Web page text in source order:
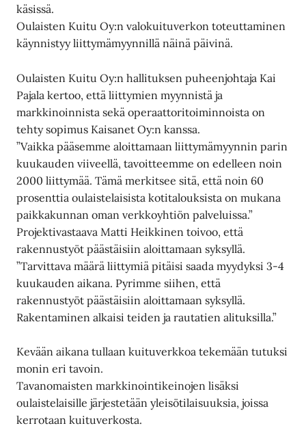
käsissä.
Oulaisten Kuitu Oy:n valokuituverkon toteuttaminen
käynnistyy liittymämyynnillä näinä päivinä.
Oulaisten Kuitu Oy:n hallituksen puheenjohtaja Kai
Pajala kertoo, että liittymien myynnistä ja
markkinoinnista sekä operaattoritoiminnoista on
tehty sopimus Kaisanet Oy:n kanssa.
”Vaikka pääsemme aloittamaan liittymämyynnin parin
kuukauden viiveellä, tavoitteemme on edelleen noin
2000 liittymää. Tämä merkitsee sitä, että noin 60
prosenttia oulaistelaisista kotitalouksista on mukana
paikkakunnan oman verkkoyhtiön palveluissa.”
Projektivastaava Matti Heikkinen toivoo, että
rakennustyöt päästäisiin aloittamaan syksyllä.
”Tarvittava määrä liittymiä pitäisi saada myydyksi 3-4
kuukauden aikana. Pyrimme siihen, että
rakennustyöt päästäisiin aloittamaan syksyllä.
Rakentaminen alkaisi teiden ja rautatien alituksilla.”
Kevään aikana tullaan kuituverkkoa tekemään tutuksi
monin eri tavoin.
Tavanomaisten markkinointikeinojen lisäksi
oulaistelaisille järjestetään yleisötilaisuuksia, joissa
kerrotaan kuituverkosta.